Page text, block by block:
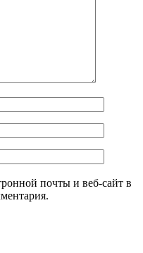
почты и веб-сайт в